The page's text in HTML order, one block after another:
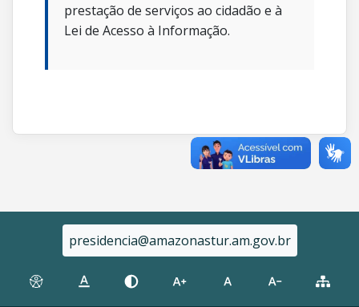
prestação de serviços ao cidadão e à
Lei de Acesso à Informação.
presidencia@amazonastur.am.gov.br